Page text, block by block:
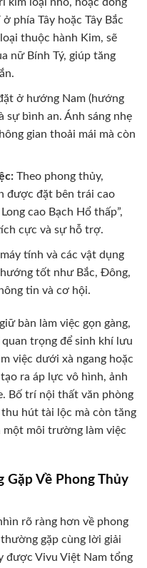
phía Tây hoặc Tây Bắc
thuộc hành Kim, sẽ
nữ Bính Tý, giúp tăng
ở hướng Nam (hướng
sự bình an. Ánh sáng nhẹ
gian thoải mái mà còn
Theo phong thủy,
được đặt bên trái cao
cao Bạch Hổ thấp”,
cực và sự hỗ trợ.
tính và các vật dụng
tốt như Bắc, Đông,
tin và cơ hội.
bàn làm việc gọn gàng,
trọng để sinh khí lưu
việc dưới xà ngang hoặc
ra áp lực vô hình, ảnh
Bố trí nội thất văn phòng
hút tài lộc mà còn tăng
một môi trường làm việc
Gặp Về Phong Thủy
rõ ràng hơn về phong
gặp cùng lời giải
được Vivu Việt Nam tổng